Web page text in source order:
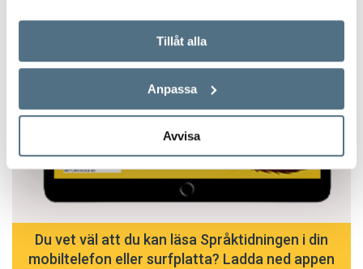
Tillåt alla
Anpassa
Avvisa
Du vet väl att du kan läsa Språktidningen i din
mobiltelefon eller surfplatta? Ladda ned appen